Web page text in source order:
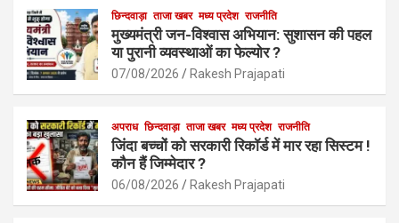
b
o
o
k
s
A
p
p
e
छिन्दवाड़ा ताजा खबर मध्य प्रदेश राजनीति
मुख्यमंत्री जन-विश्वास अभियान: सुशासन की पहल
या पुरानी व्यवस्थाओं का फेल्योर ?
07/08/2026 Rakesh Prajapati
अपराध छिन्दवाड़ा ताजा खबर मध्य प्रदेश राजनीति
जिंदा बच्चों को सरकारी रिकॉर्ड में मार रहा सिस्टम !
कौन हैं जिम्मेदार ?
06/08/2026 Rakesh Prajapati